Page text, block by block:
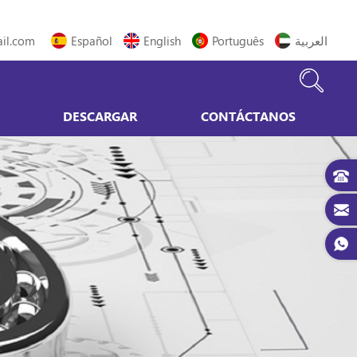
Español English Português العربية
DESCARGAR CONTÁCTANOS